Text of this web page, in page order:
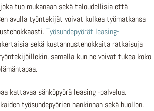
tuo mukanaan sekä taloudellisia että
avulla työntekijät voivat kulkea työmatkansa
Työsuhdepyörät leasing-
sekä kustannustehokkaita ratkaisuja
samalla kun ne voivat tukea koko
kattavaa sähköpyörä leasing -palvelua.
työsuhdepyörien hankinnan sekä huollon.